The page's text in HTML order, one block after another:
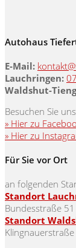
Autohaus
E-Mail:
Lauchringen:
Waldshut-
Besuchen Sie
» Hier zu
» Hier zu
Für Sie vor Ort
an folgenden
Standort
Bundesstraße 51
Standort